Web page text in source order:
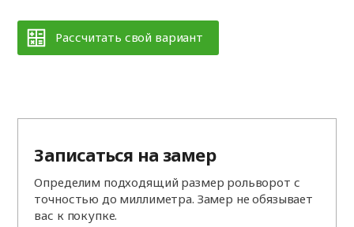
Рассчитать свой вариант
Записаться на замер
Определим подходящий размер рольворот с
точностью до миллиметра. Замер не обязывает
вас к покупке.